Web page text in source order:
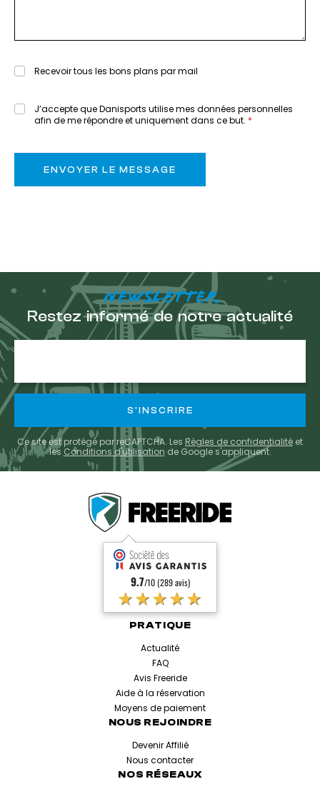
Recevoir tous les bons plans par mail
J’accepte que Danisports utilise mes données personnelles
afin de me répondre et uniquement dans ce but.
NEWSLETTER
Restez informé de notre actualité
Ce site est protégé par reCAPTCHA. Les Règles de confidentialité et
les Conditions d'utilisation de Google s'appliquent.
9.7/10 (289 avis)
★★★★★
PRATIQUE
Actualité
FAQ
Avis Freeride
Aide à la réservation
Moyens de paiement
NOUS REJOINDRE
Devenir Affilié
Nous contacter
NOS RÉSEAUX